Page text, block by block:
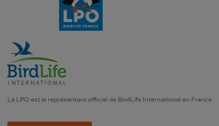
La LPO est le représentant officiel de BirdLife International en France